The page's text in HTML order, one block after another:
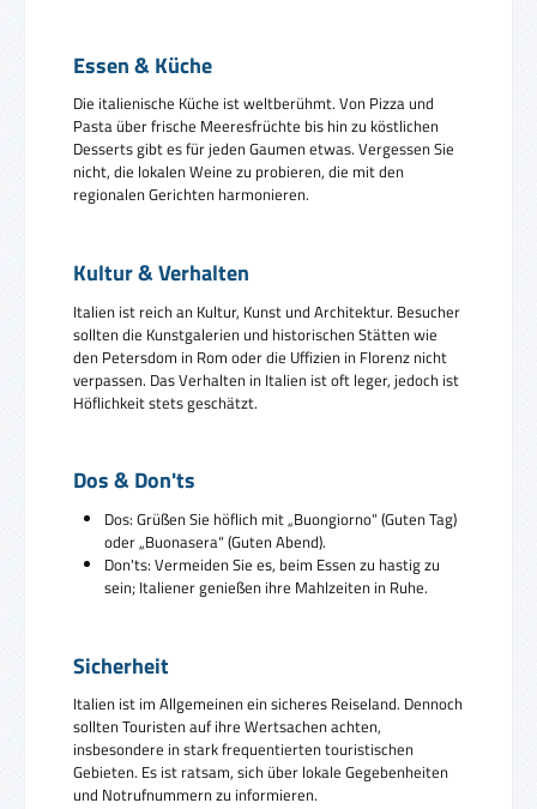
Essen & Küche
Die italienische Küche ist weltberühmt. Von Pizza und
Pasta über frische Meeresfrüchte bis hin zu köstlichen
Desserts gibt es für jeden Gaumen etwas. Vergessen Sie
nicht, die lokalen Weine zu probieren, die mit den
regionalen Gerichten harmonieren.
Kultur & Verhalten
Italien ist reich an Kultur, Kunst und Architektur. Besucher
sollten die Kunstgalerien und historischen Stätten wie
den Petersdom in Rom oder die Uffizien in Florenz nicht
verpassen. Das Verhalten in Italien ist oft leger, jedoch ist
Höflichkeit stets geschätzt.
Dos & Don'ts
Dos: Grüßen Sie höflich mit „Buongiorno“ (Guten Tag)
oder „Buonasera“ (Guten Abend).
Don'ts: Vermeiden Sie es, beim Essen zu hastig zu
sein; Italiener genießen ihre Mahlzeiten in Ruhe.
Sicherheit
Italien ist im Allgemeinen ein sicheres Reiseland. Dennoch
sollten Touristen auf ihre Wertsachen achten,
insbesondere in stark frequentierten touristischen
Gebieten. Es ist ratsam, sich über lokale Gegebenheiten
und Notrufnummern zu informieren.